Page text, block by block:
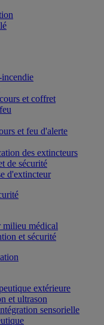
incendie
et coffret
et feu d'alerte
des extincteurs
de sécurité
d'extincteur
milieu médical
et sécurité
extérieure
et ultrason
sensorielle